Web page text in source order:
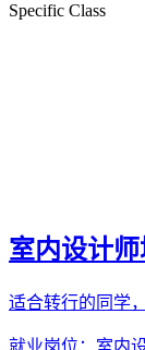
Specific Class
室内设计
适合转行的同学
就业岗位： 室内